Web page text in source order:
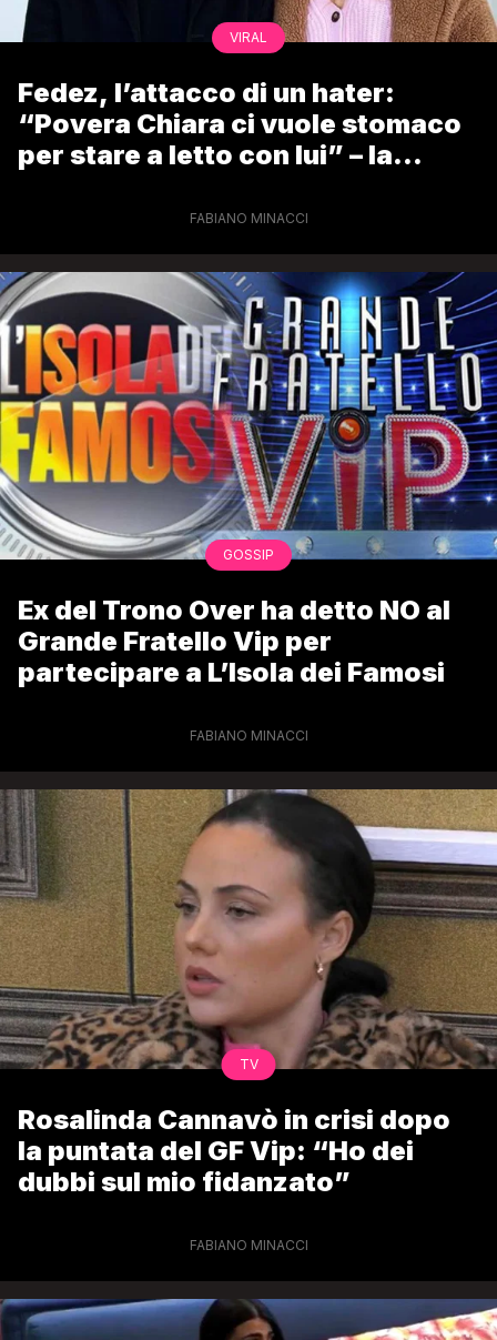
VIRAL
Fedez, l’attacco di un hater:
“Povera Chiara ci vuole stomaco
per stare a letto con lui” – la
FABIANO MINACCI
GOSSIP
Ex del Trono Over ha detto NO al
Grande Fratello Vip per
partecipare a L’Isola dei Famosi
FABIANO MINACCI
TV
Rosalinda Cannavò in crisi dopo
la puntata del GF Vip: “Ho dei
dubbi sul mio fidanzato”
FABIANO MINACCI